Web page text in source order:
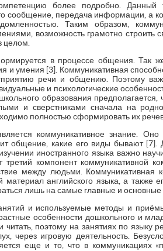
более подробно. Данный
сообщение, передача информации, а
Таким образом,
возможность грамотно строить
в процессе общения. Так
и умения [3]. Коммуникативная
речи и общению. Поэтому
и психологические
образования предполагается,
и сверстниками сначала на
полностью сформировать их
коммуникативное знание.
общение, какие его виды бывают
иностранного языка важно
третий компонент коммуникативной
между людьми. Коммуникативная
материал английского языка, а также
лишь на самые главные и
и используемые методы и
особенности дошкольного и
читать, поэтому на занятиях по языку
через игровую деятельность.
еще и то, что в коммуникациях